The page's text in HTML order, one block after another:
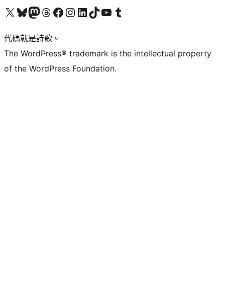
Visit our X (formerly Twitter) account
Visit our Bluesky account
Visit our Mastodon account
Visit our Threads account
訪問我們的 Facebook 專頁Visit our Instagram account
Visit our LinkedIn account
Visit our TikTok account
Visit our YouTube channel
Visit our Tumblr account
代碼就是詩歌。
The WordPress® trademark is the intellectual property
of the WordPress Foundation.